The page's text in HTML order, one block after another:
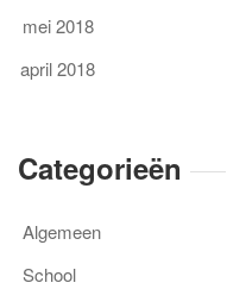
mei 2018
april 2018
Categorieën
Algemeen
School